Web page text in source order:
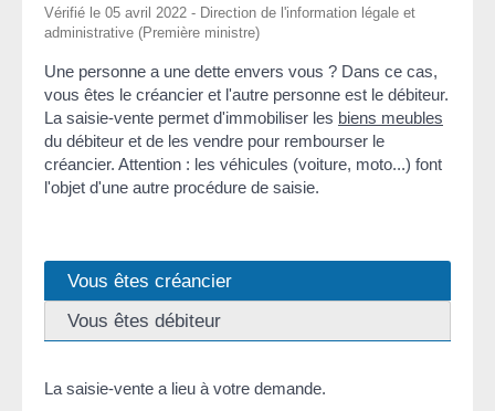
Vérifié le 05 avril 2022 - Direction de l'information légale et
administrative (Première ministre)
Une personne a une dette envers vous ? Dans ce cas,
vous êtes le créancier et l'autre personne est le débiteur.
La saisie-vente permet d'immobiliser les biens meubles
du débiteur et de les vendre pour rembourser le
créancier. Attention : les véhicules (voiture, moto...) font
l'objet d'une autre procédure de saisie.
Vous êtes créancier
Vous êtes débiteur
La saisie-vente a lieu à votre demande.